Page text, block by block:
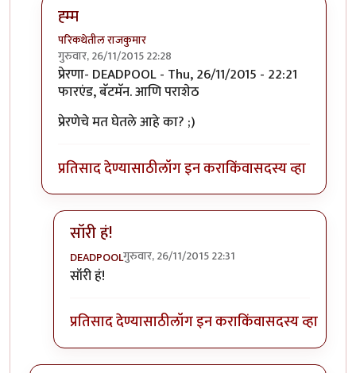
ह्म्म
परिकथेतील राजकुमार
गुरुवार, 26/11/2015 22:28
In reply toप्रेरणा-byDEADPOOL
प्रेरणा- DEADPOOL - Thu, 26/11/2015 - 22:21
फारएंड, बॅटमॅन. आणि पराशेठ
प्रेरणेचे मत घेतले आहे का? ;)
प्रतिसाद देण्यासाठीलॉग इन कराकिंवासदस्य व्हा
सॉरी हं!
DEADPOOLगुरुवार, 26/11/2015 22:31
In reply to
सॉरी हं!
प्रतिसाद देण्यासाठीलॉग इन कराकिंवासदस्य व्हा